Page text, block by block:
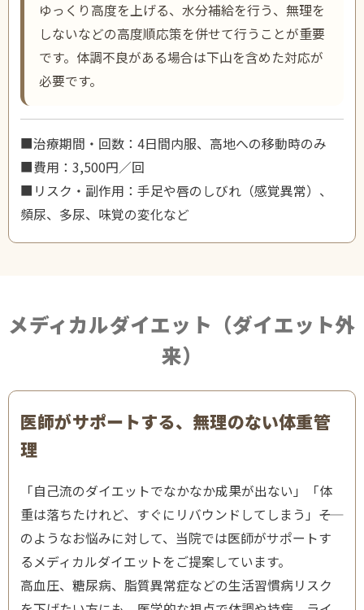
ゆっくり高度を上げる、水分補給を行う、無理を
しないなどの高度順応策を併せて行うことが重要
です。体調不良がある場合は下山を含めた対応が
必要です。
■治療期間・回数：4日間内服、高地への移動時のみ
■費用：3,500円／回
■リスク・副作用：手足や唇のしびれ（感覚異常）、
頻尿、多尿、味覚の変化など
メディカルダイエット（ダイエット外
来）
医師がサポートする、無理のない体重管
理
「自己流のダイエットでなかなか成果が出ない」「体
重は落ちたけれど、すぐにリバウンドしてしまう」――そ
のようなお悩みに対して、当院では医師がサポートす
るメディカルダイエットをご提案しています。
高血圧、糖尿病、脂質異常症などの生活習慣病リスク